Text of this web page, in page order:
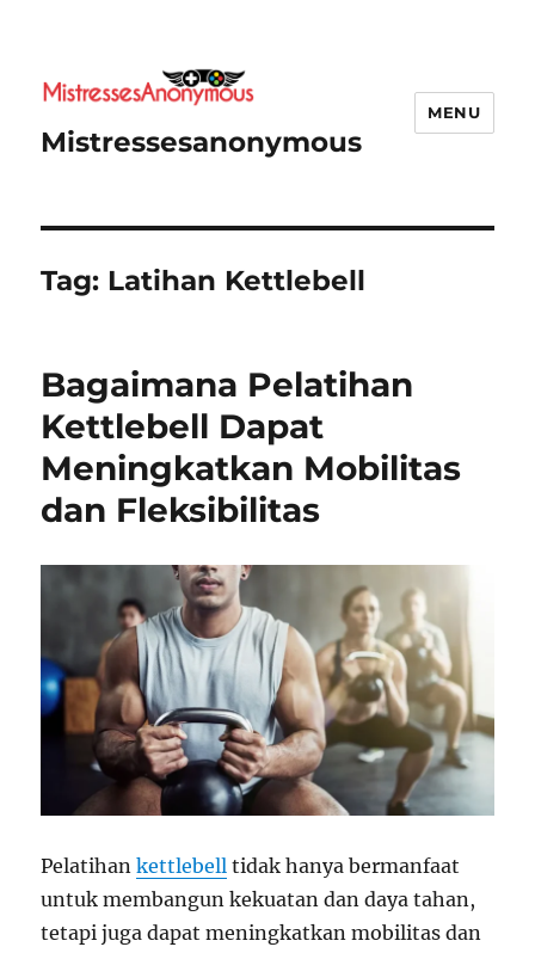
Mistressesanonymous
MENU
Tag: Latihan Kettlebell
Bagaimana Pelatihan
Kettlebell Dapat
Meningkatkan Mobilitas
dan Fleksibilitas
Pelatihankettlebell tidak hanya bermanfaat
untuk membangun kekuatan dan daya tahan,
tetapi juga dapat meningkatkan mobilitas dan